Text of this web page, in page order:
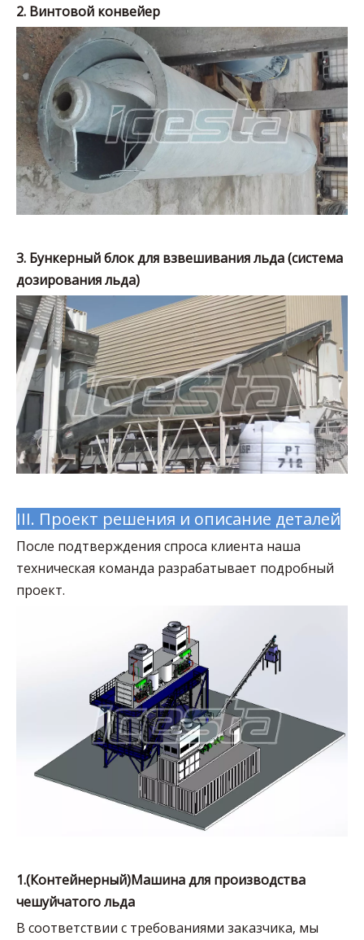
2. Винтовой конвейер
3. Бункерный блок для взвешивания льда (система
дозирования льда)
III. Проект решения и описание деталей
После подтверждения спроса клиента наша
техническая команда разрабатывает подробный
проект.
1.(Контейнерный)Машина для производства
чешуйчатого льда
В соответствии с требованиями заказчика, мы